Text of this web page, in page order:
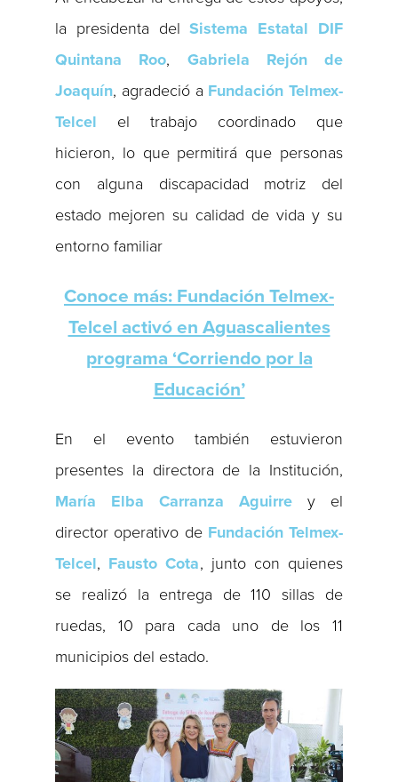
la presidenta delSistema Estatal DIF
Quintana Roo, Gabriela Rejón de
Joaquín, agradeció a Fundación Telmex-
Telcel el trabajo coordinado que
hicieron, lo que permitirá que personas
con alguna discapacidad motriz del
estado mejoren su calidad de vida y su
entorno familiar
Conoce más: Fundación Telmex-
Telcel activó en Aguascalientes
programa ‘Corriendo por la
Educación’
En el evento también estuvieron
presentes la directora de la Institución,
María Elba Carranza Aguirrey el
director operativo de Fundación Telmex-
Telcel, Fausto Cota, junto con quienes
se realizó la entrega de 110 sillas de
ruedas, 10 para cada uno de los 11
municipios del estado.